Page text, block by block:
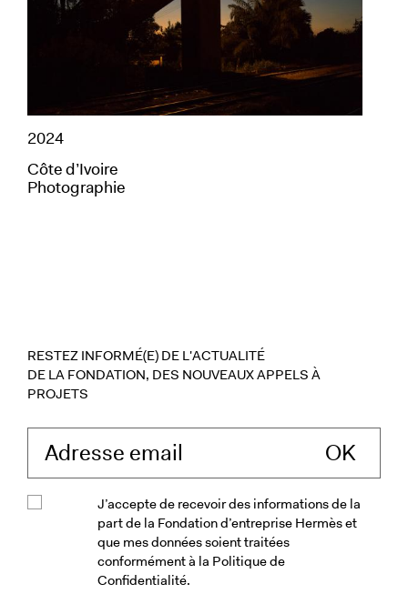
2024
Côte d’Ivoire
Photographie
RESTEZ INFORMÉ(E) DE L'ACTUALITÉ
DE LA FONDATION, DES NOUVEAUX APPELS À
PROJETS
J’accepte de recevoir des informations de la
part de la Fondation d’entreprise Hermès et
que mes données soient traitées
conformément à la Politique de
Confidentialité.